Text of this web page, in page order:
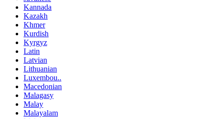
Kannada
Kazakh
Khmer
Kurdish
Kyrgyz
Latin
Latvian
Lithuanian
Luxembou..
Macedonian
Malagasy
Malay
Malayalam